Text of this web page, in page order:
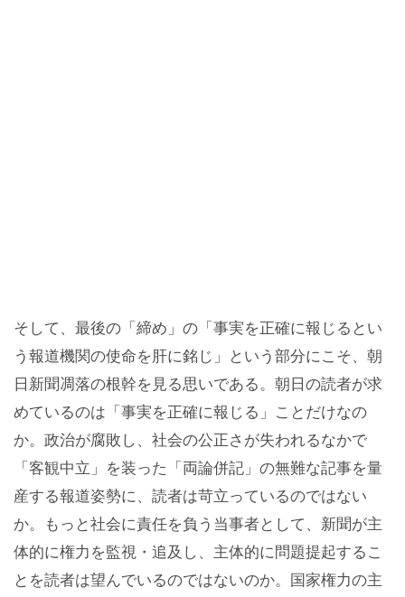
そして、最後の「締め」の「事実を正確に報じるとい
う報道機関の使命を肝に銘じ」という部分にこそ、朝
日新聞凋落の根幹を見る思いである。朝日の読者が求
めているのは「事実を正確に報じる」ことだけなの
か。政治が腐敗し、社会の公正さが失われるなかで
「客観中立」を装った「両論併記」の無難な記事を量
産する報道姿勢に、読者は苛立っているのではない
か。もっと社会に責任を負う当事者として、新聞が主
体的に権力を監視・追及し、主体的に問題提起するこ
とを読者は望んでいるのではないのか。国家権力の主